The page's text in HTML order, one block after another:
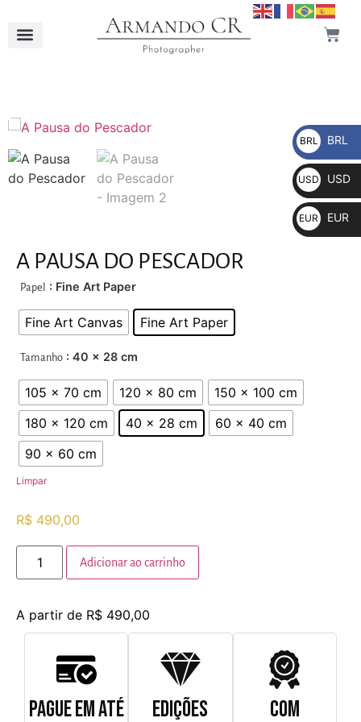
A PAUSA DO PESCADOR
Papel : Fine Art Paper
Fine Art Canvas Fine Art Paper
Tamanho : 40 x 28 cm
105 x 70 cm 120 x 80 cm
150 x 100 cm
180 x 120 cm
40 x 28 cm
60 x 40 cm
90 x 60 cm
Limpar
R$ 490,00
Adicionar ao carrinho
A partir de R$ 490,00
PAGUE EM ATÉ EDIÇÕES COM
BRL
R$
BRL
USD
$
USD
EUR
€
EUR